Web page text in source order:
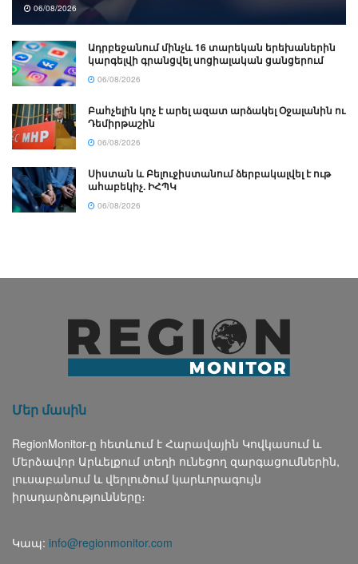
06/08/2026
Ադրբեջանում մինչև 16 տարեկան երեխաներին
կարգելվի գրանցվել սոցիալական ցանցերում
06/08/2026
Բահչելին կոչ է արել ազատ արձակել Օջալանին ու
Դեմիրթաշին
06/08/2026
Սիստան և Բելուջիստանում ձերբակալվել է ութ
ահաբեկիչ. ԻՀՊԿ
06/08/2026
Մեր մասին
RegionMonitor-ը հետևում է Հարավային Կովկասում և
Մերձավոր Արևելքում տեղի ունեցող զարգացումներին,
լուսաբանում և վերլուծում կարևորագույն
իրադարձությունները։
Կապ: info@regionmonitor.com